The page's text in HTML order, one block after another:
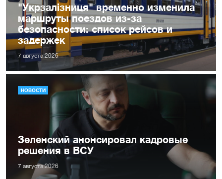
"Укрзалізниця" временно изменила
маршруты поездов из-за
безопасности: список рейсов и
задержек
7 августа 2026
НОВОСТИ
Зеленский анонсировал кадровые
решения в ВСУ
7 августа 2026